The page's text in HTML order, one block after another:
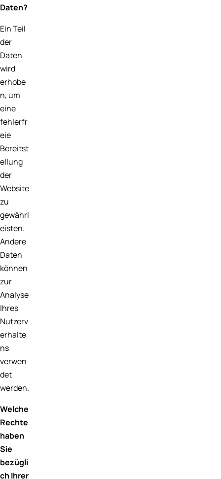
Daten?
Ein Teil
der
Daten
wird
erhobe
n, um
eine
fehlerfr
eie
Bereitst
ellung
der
Website
zu
gewährl
eisten.
Andere
Daten
können
zur
Analyse
Ihres
Nutzerv
erhalte
ns
verwen
det
werden.
Welche
Rechte
haben
Sie
bezügli
ch Ihrer